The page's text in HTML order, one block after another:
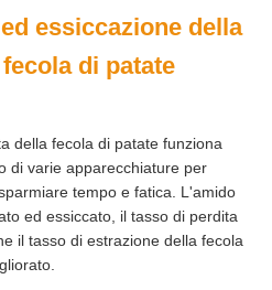
essiccazione della
di patate
della fecola di patate funziona
di varie apparecchiature per
tempo e fatica. L'amido
ed essiccato, il tasso di perdita
il tasso di estrazione della fecola